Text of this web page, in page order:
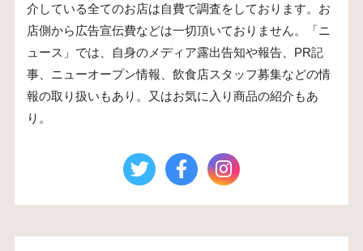
介している全てのお店は自費で調査をしております。お
店側から広告宣伝費などは一切頂いておりません。「ニ
ュース」では、自身のメディア露出告知や報告、PR記
事、ニューオープン情報、飲食店スタッフ募集などの情
報の取り扱いもあり。又はお気に入り商品の紹介もあ
り。